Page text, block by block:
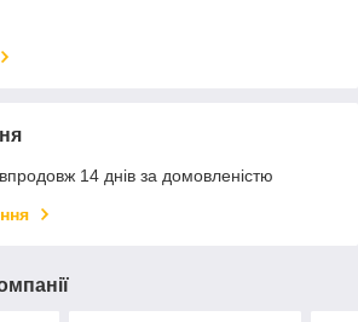
14 днів за домовленістю